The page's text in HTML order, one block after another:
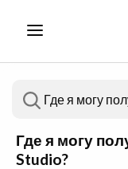
Где я могу
Studio?